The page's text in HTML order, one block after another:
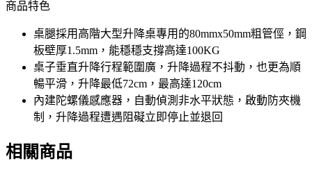
商品特色
桌腿採用高階大型升降桌專用的80mmx50mm粗管俓，鋼
板壁厚1.5mm，能穩穩支撐高達100KG
桌子垂直升降行程範圍廣，升降過程不抖動，也更為順
暢平滑，升降最低72cm，最高達120cm
內建陀螺儀感應器，自動偵測非水平狀態，啟動防夾機
制，升降過程遭遇阻礙立即停止並退回
相關商品